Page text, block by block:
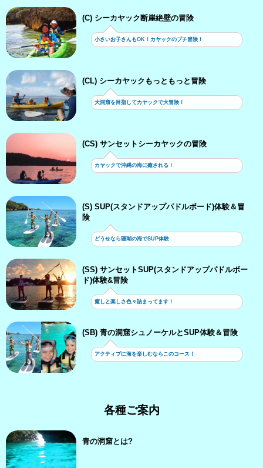
(C) シーカヤック断崖絶壁の冒険
小さいお子さんもOK！カヤックのプチ冒険！
(CL) シーカヤックもっともっと冒険
大洞窟を目指してカヤックで大冒険！
(CS) サンセットシーカヤックの冒険
カヤックで沖縄の海に癒される！
(S) SUP(スタンドアップパドルボード)体験＆冒
険
どうせなら珊瑚の海でSUP体験
(SS) サンセットSUP(スタンドアップパドルボー
ド)体験&冒険
癒しと楽しさ色々詰まってます！
(SB) 青の洞窟シュノーケルとSUP体験＆冒険
アクティブに海を楽しむならこのコース！
各種ご案内
青の洞窟とは?